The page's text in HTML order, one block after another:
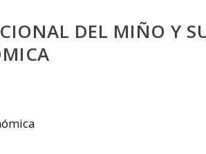
DEL MIÑO Y